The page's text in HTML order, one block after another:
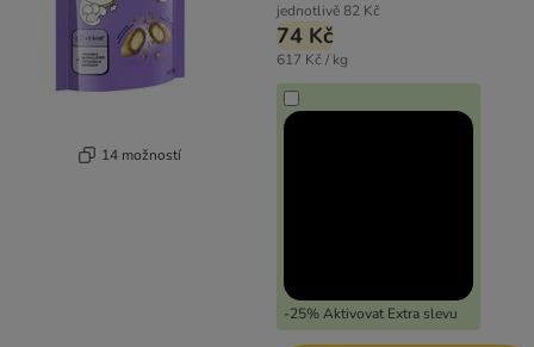
14 možností
jednotlivě82 Kč
74 Kč
617 Kč / kg
-25% Aktivovat Extra slevu